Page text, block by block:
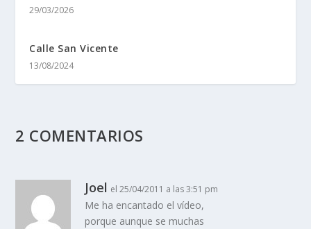
29/03/2026
Calle San Vicente
13/08/2024
2 COMENTARIOS
Joel el 25/04/2011 a las 3:51 pm
Me ha encantado el ví­deo,
porque aunque se muchas